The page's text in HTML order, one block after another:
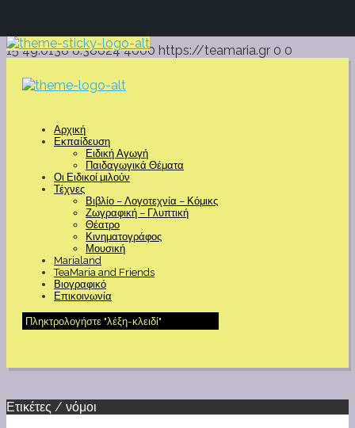
15 49.0138 8.38624 4000 https://teamaria.gr 0 0
Αρχική
Εκπαίδευση
Ειδική Αγωγή
Παιδαγωγικά Θέματα
Οι Ειδικοί μιλούν
Τέχνες
Βιβλίο – Λογοτεχνία – Κόμικς
Ζωγραφική – Γλυπτική
Θέατρο
Κινηματογράφος
Μουσική
Marialand
TeaMaria and Friends
Βιογραφικό
Επικοινωνία
Ετικέτες / νόμοι